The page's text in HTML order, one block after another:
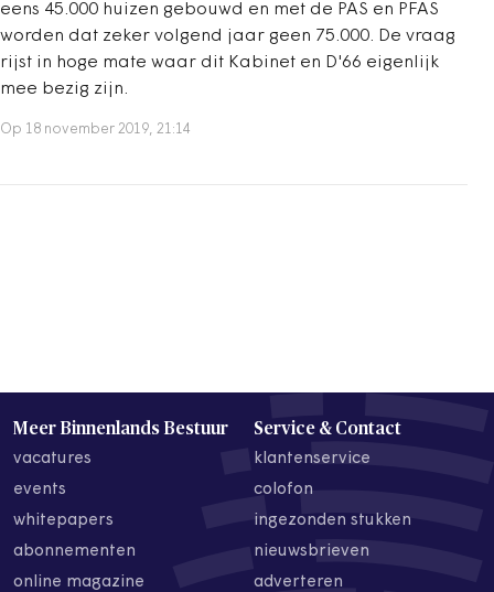
eens 45.000 huizen gebouwd en met de PAS en PFAS
worden dat zeker volgend jaar geen 75.000. De vraag
rijst in hoge mate waar dit Kabinet en D'66 eigenlijk
mee bezig zijn.
Op 18 november 2019, 21:14
Meer Binnenlands Bestuur
vacatures
events
whitepapers
abonnementen
online magazine
Service & Contact
klantenservice
colofon
ingezonden stukken
nieuwsbrieven
adverteren